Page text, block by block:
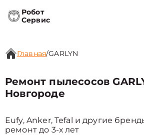
Робот
Сервис
Главная/GARLYN
Ремонт пылесосов
Новгороде
Eufy, Anker, Tefal и другие
ремонт до 3-х лет